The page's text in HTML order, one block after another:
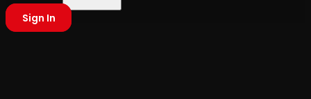
Sign In